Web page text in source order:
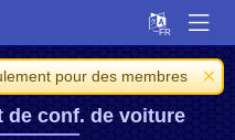
pour des membres
de conf. de voiture